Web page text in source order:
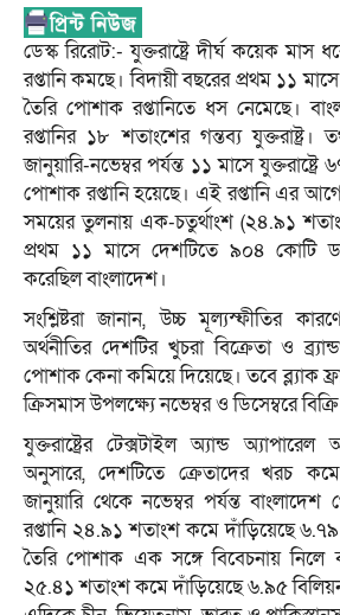
ডেস্ক রিরোট:- যুক্তরাষ্ট্রে দীর্ঘ কয়েক মাস
রপ্তানি কমছে। বিদায়ী বছরের প্রথম ১১
তৈরি পোশাক রপ্তানিতে ধস নেমেছে।
রপ্তানির ১৮ শতাংশের গন্তব্য যুক্তরাষ্ট্র।
জানুয়ারি-নভেম্বর পর্যন্ত ১১ মাসে
পোশাক রপ্তানি হয়েছে। এই রপ্তানি এর
সময়ের তুলনায় এক-চতুর্থাংশ (২৪.৯১
প্রথম ১১ মাসে দেশটিতে ৯০৪ কোটি
করেছিল বাংলাদেশ।
সংশ্লিষ্টরা জানান, উচ্চ মূল্যস্ফীতির
অর্থনীতির দেশটির খুচরা বিক্রেতা ও
পোশাক কেনা কমিয়ে দিয়েছে। তবে ব্ল্যাক
ক্রিসমাস উপলক্ষ্যে নভেম্বর ও ডিসেম্বরে
যুক্তরাষ্ট্রের টেক্সটাইল অ্যান্ড
অনুসারে, দেশটিতে ক্রেতাদের খরচ
জানুয়ারি থেকে নভেম্বর পর্যন্ত বাংলাদেশ
রপ্তানি ২৪.৯১ শতাংশ কমে দাঁড়িয়েছে ৬.৭৯
তৈরি পোশাক এক সঙ্গে বিবেচনায় নিলে
২৫.৪১ শতাংশ কমে দাঁড়িয়েছে ৬.৯৫